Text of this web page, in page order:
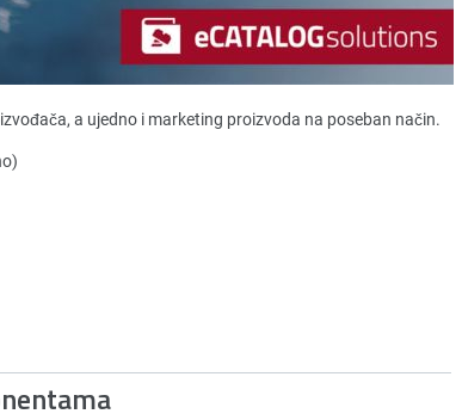
a ujedno i marketing proizvoda na poseban način.